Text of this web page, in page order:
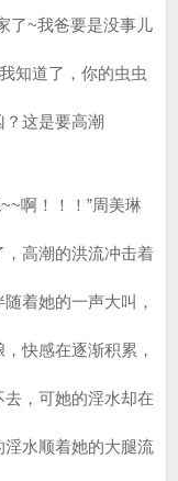
了~我爸要是没事儿
知道了，你的虫虫
这是要高潮
啊！！！”周美琳
高潮的洪流冲击着
着她的一声大叫，
快感在逐渐积累，
，可她的淫水却在
水顺着她的大腿流